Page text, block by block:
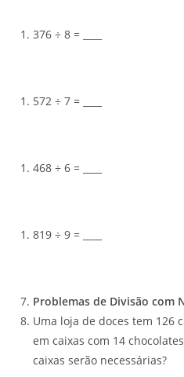
376 ÷ 8 = ____
572 ÷ 7 = ____
468 ÷ 6 = ____
819 ÷ 9 = ____
Problemas de Divisão com
Uma loja de doces tem 126
em caixas com 14
caixas serão necessárias?